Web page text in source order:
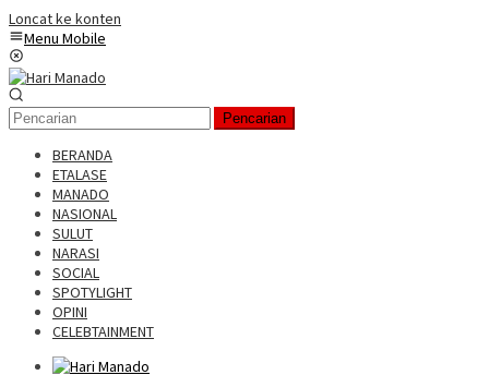
Loncat ke konten
Menu Mobile
Pencarian
BERANDA
ETALASE
MANADO
NASIONAL
SULUT
NARASI
SOCIAL
SPOTYLIGHT
OPINI
CELEBTAINMENT